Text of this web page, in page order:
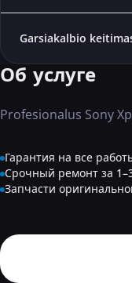
Garsiakalbio
Об услуге
Profesionalus Sony
Гарантия на все
Срочный ремонт за
Запчасти